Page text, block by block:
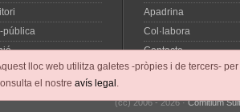
lloc web utilitza galetes -pròpies i de tercers-
el nostre avís legal .
pública
Apadrina
Col·labora
Contacte
(cc) 2006 - 2026 ·Comitium